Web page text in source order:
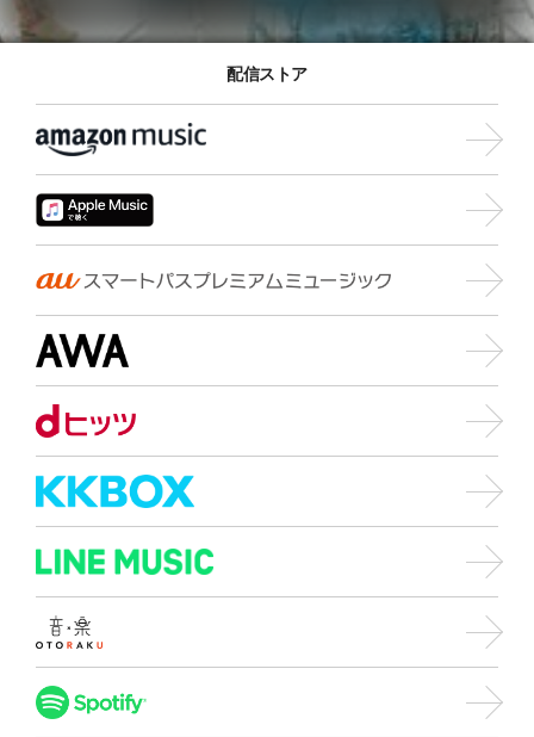
配信ストア